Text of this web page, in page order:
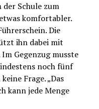
Schule zum
komfortabler.
Die
ihn dabei mit
Gegenzug musste
noch fünf
Frage. „Das
kann jede Menge